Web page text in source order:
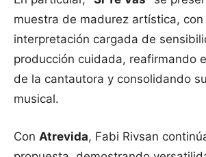
muestra de madurez artística, con
interpretación cargada de
producción cuidada, reafirmando
de la cantautora y consolidando
musical.
Con Atrevida, Fabi Rivsan